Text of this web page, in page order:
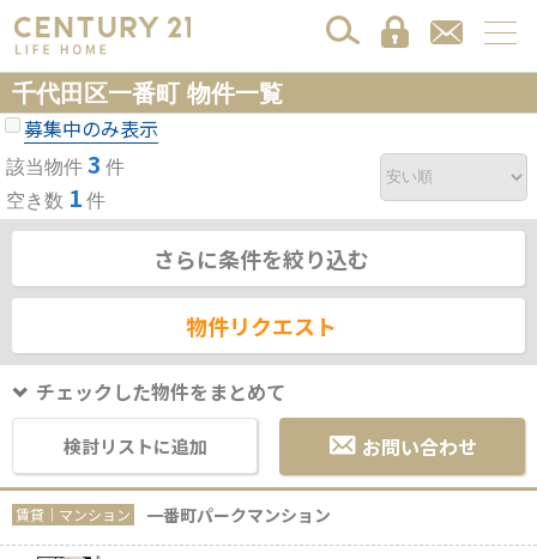
千代田区一番町 物件一覧
募集中のみ表示
該当物件 3 件
空き数 1 件
さらに条件を絞り込む
物件リクエスト
チェックした物件をまとめて
検討リストに追加 お問い合わせ
賃貸｜マンション 一番町パークマンション